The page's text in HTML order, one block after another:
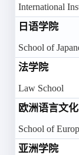
International
日语学院
School of
法学院
Law School
欧洲语言文
School of
亚洲学院